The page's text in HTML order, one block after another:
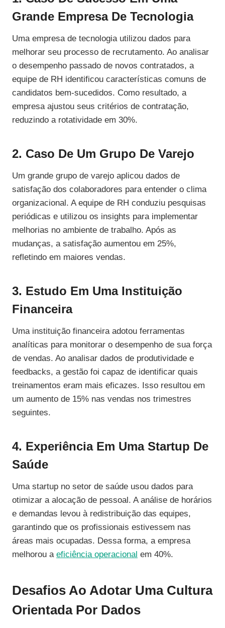
Grande Empresa De Tecnologia
Uma empresa de tecnologia utilizou dados para
melhorar seu processo de recrutamento. Ao analisar
o desempenho passado de novos contratados, a
equipe de RH identificou características comuns de
candidatos bem-sucedidos. Como resultado, a
empresa ajustou seus critérios de contratação,
reduzindo a rotatividade em 30%.
2. Caso De Um Grupo De Varejo
Um grande grupo de varejo aplicou dados de
satisfação dos colaboradores para entender o clima
organizacional. A equipe de RH conduziu pesquisas
periódicas e utilizou os insights para implementar
melhorias no ambiente de trabalho. Após as
mudanças, a satisfação aumentou em 25%,
refletindo em maiores vendas.
3. Estudo Em Uma Instituição
Financeira
Uma instituição financeira adotou ferramentas
analíticas para monitorar o desempenho de sua força
de vendas. Ao analisar dados de produtividade e
feedbacks, a gestão foi capaz de identificar quais
treinamentos eram mais eficazes. Isso resultou em
um aumento de 15% nas vendas nos trimestres
seguintes.
4. Experiência Em Uma Startup De
Saúde
Uma startup no setor de saúde usou dados para
otimizar a alocação de pessoal. A análise de horários
e demandas levou à redistribuição das equipes,
garantindo que os profissionais estivessem nas
áreas mais ocupadas. Dessa forma, a empresa
melhorou a eficiência operacional em 40%.
Desafios Ao Adotar Uma Cultura
Orientada Por Dados